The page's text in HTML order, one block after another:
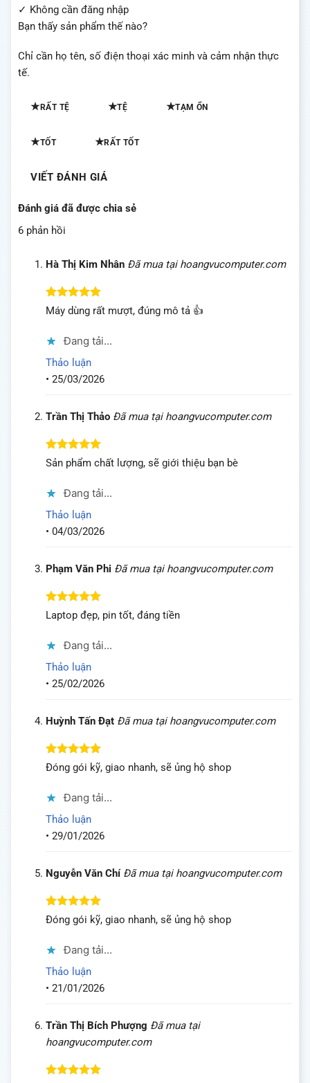
✓ Không cần đăng nhập
Bạn thấy sản phẩm thế nào?
Chỉ cần họ tên, số điện thoại xác minh và cảm nhận thực
tế.
★RẤT TỆ ★TỆ ★TẠM ỔN
★TỐT ★RẤT TỐT
VIẾT ĐÁNH GIÁ
Đánh giá đã được chia sẻ
6 phản hồi
Hà Thị Kim Nhân Đã mua tại hoangvucomputer.com
Được xếp
hạng
5
Máy dùng rất mượt, đúng mô tả 👍
Đang tải...
Thảo luận
• 25/03/2026
Trần Thị Thảo Đã mua tại hoangvucomputer.com
Được xếp
hạng
Sản phẩm chất lượng, sẽ giới thiệu bạn bè
Đang tải...
Thảo luận
• 04/03/2026
Phạm Văn Phi Đã mua tại hoangvucomputer.com
Được xếp
hạng 5
5
Laptop đẹp, pin tốt, đáng tiền
Đang tải...
Thảo luận
• 25/02/2026
Huỳnh Tấn Đạt Đã mua tại hoangvucomputer.com
Được xếp
hạng 5
Đóng gói kỹ, giao nhanh, sẽ ủng hộ shop
Đang tải...
Thảo luận
• 29/01/2026
Nguyễn Văn Chí Đã mua tại hoangvucomputer.com
Được xếp
hạng 5
Đóng gói kỹ, giao nhanh, sẽ ủng hộ shop
Đang tải...
Thảo luận
• 21/01/2026
Trần Thị Bích Phượng Đã mua tại
hoangvucomputer.com